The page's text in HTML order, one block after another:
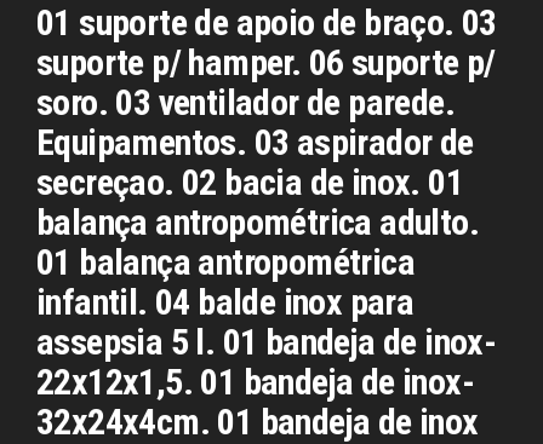
01 suporte de apoio de braço. 03
suporte p/ hamper. 06 suporte p/
soro. 03 ventilador de parede.
Equipamentos. 03 aspirador de
secreçao. 02 bacia de inox. 01
balança antropométrica adulto.
01 balança antropométrica
infantil. 04 balde inox para
assepsia 5 l. 01 bandeja de inox-
22x12x1,5. 01 bandeja de inox-
32x24x4cm. 01 bandeja de inox